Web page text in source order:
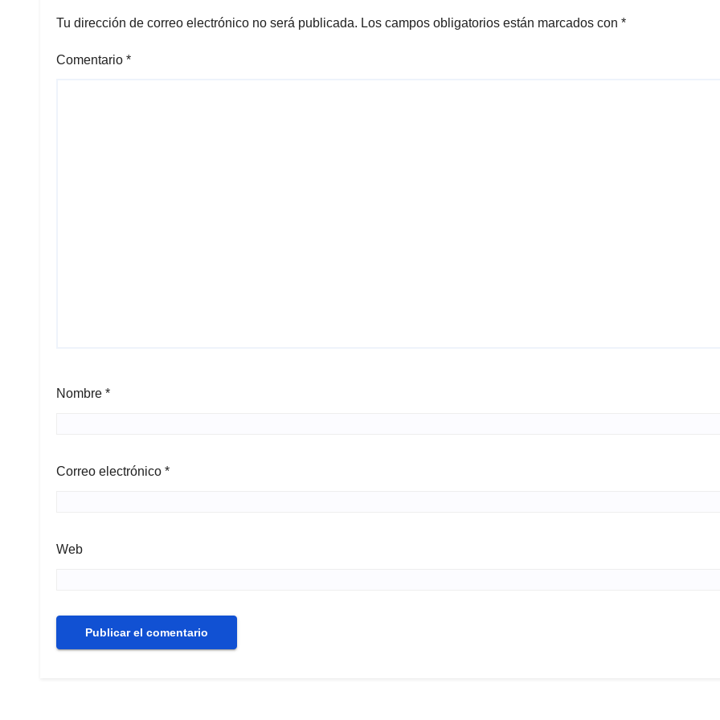
Tu dirección de correo electrónico no será publicada. Los campos obligatorios están marcados con *
Comentario *
Nombre *
Correo electrónico *
Web